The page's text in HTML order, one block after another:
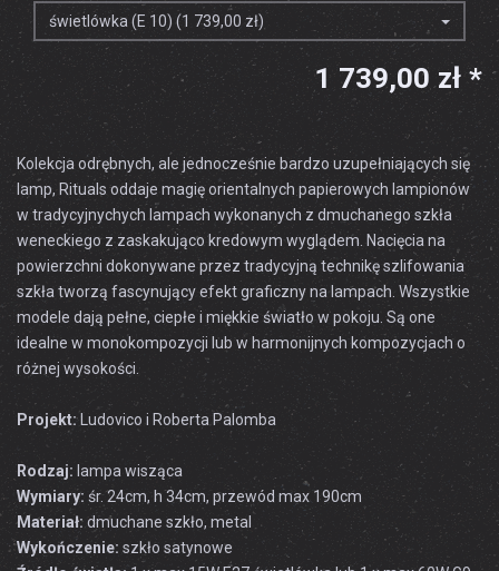
świetlówka (E 10) (1 739,00 zł)
1 739,00 zł *
Kolekcjaodrębnych, ale jednocześnie bardzo uzupełniających się
lamp, Rituals oddaje magięorientalnych papierowych lampionów
w tradycyjnychych lampach wykonanych z dmuchanego szkła
weneckiego z zaskakująco kredowym wyglądem. Nacięcia na
powierzchni dokonywane przez tradycyjną technikęszlifowania
szkła tworzą fascynującyefektgraficzny na lampach Wszystkie
modele dają pełne, ciepłe i miękkie światło w pokoju Są one
idealne w monokompozycji lub w harmonijnych kompozycjach o
różnej wysokości
Projekt: Ludovico i Roberta Palomba
Rodzaj: lampa wisząca
Wymiary: śr. 24cm, h 34cm, przewód max 190cm
Materiał: dmuchane szkło, metal
Wykończenie: szkło satynowe